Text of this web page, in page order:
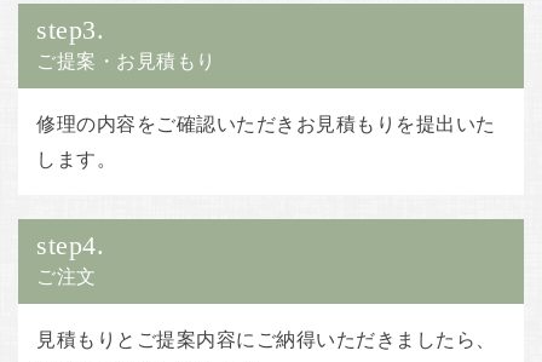
step3.
ご提案・お見積もり
修理の内容をご確認いただきお見積もりを提出いた
します。
step4.
ご注文
見積もりとご提案内容にご納得いただきましたら、